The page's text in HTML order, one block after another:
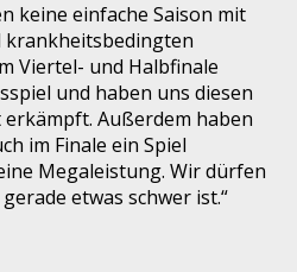
keine einfache Saison mit
krankheitsbedingten
Viertel- und Halbfinale
und haben uns diesen
Außerdem haben
im Finale ein Spiel
Megaleistung. Wir dürfen
etwas schwer ist.“